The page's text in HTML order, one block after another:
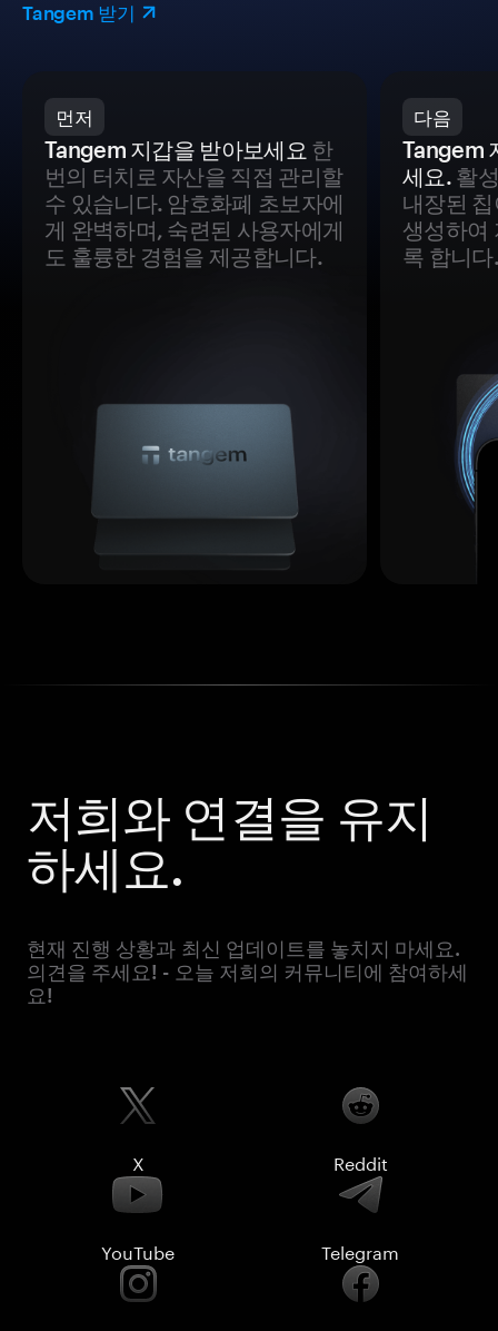
Tangem 받기
먼저
Tangem 지갑을 받아보세요 한
번의 터치로 자산을 직접 관리할
수 있습니다. 암호화폐 초보자에
게 완벽하며, 숙련된 사용자에게
도 훌륭한 경험을 제공합니다.
다음
Tangem
세요.활
내장된
생성하여
록 합니다.
저희와 연결을 유지
하세요.
현재 진행 상황과 최신 업데이트를 놓치지 마세요.
의견을 주세요! - 오늘 저희의 커뮤니티에 참여하세
요!
X Reddit
YouTube Telegram